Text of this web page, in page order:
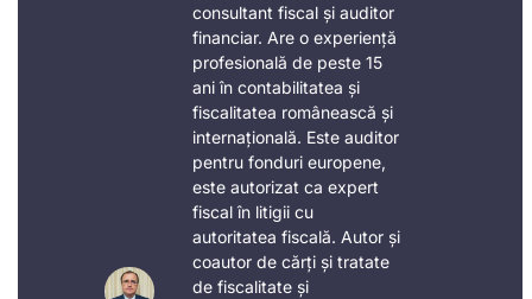
consultant fiscal și auditor
financiar. Are o experiență
profesională de peste 15
ani în contabilitatea și
fiscalitatea românească și
internațională. Este auditor
pentru fonduri europene,
este autorizat ca expert
fiscal în litigii cu
autoritatea fiscală. Autor și
coautor de cărți și tratate
de fiscalitate și